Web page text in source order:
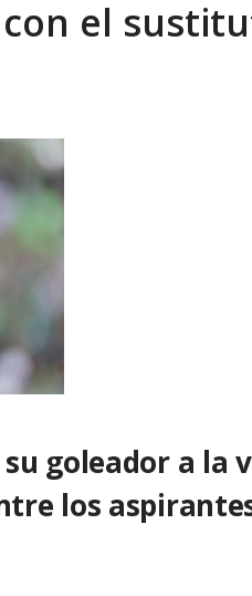
Minister... AGOSTO 6, 2026
el
goleador a la
los